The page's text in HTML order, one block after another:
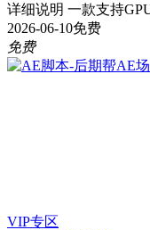
详细说明 一款支持
2026-06-10免费
免费
VIP专区